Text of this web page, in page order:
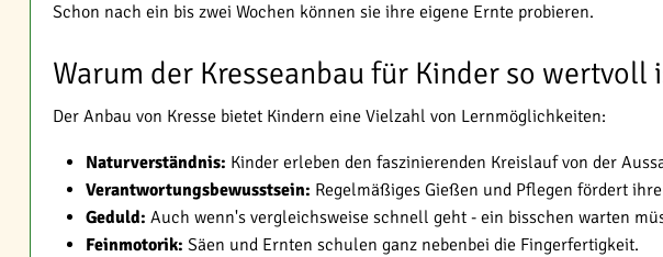
Schon nach ein bis zwei Wochen können sie ihre eigene Ernte probieren.
Warum der Kresseanbau für Kinder so wertvoll
Der Anbau von Kresse bietet Kindern eine Vielzahl von Lernmöglichkeiten:
Naturverständnis: Kinder erleben den faszinierenden Kreislauf von der
Verantwortungsbewusstsein: Regelmäßiges Gießen und Pflegen fördert
Geduld: Auch wenn's vergleichsweise schnell geht - ein bisschen warten
Feinmotorik: Säen und Ernten schulen ganz nebenbei die Fingerfertigkeit.